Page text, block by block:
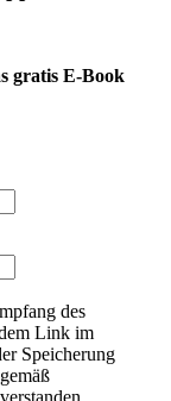
gratis E-Book
des
Link im
Speicherung